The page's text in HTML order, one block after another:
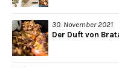
30. November 2021
Der Duft von